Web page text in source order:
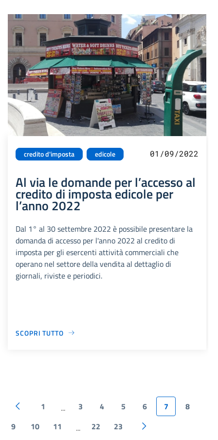
credito d'imposta edicole 01/09/2022
Al via le domande per l’accesso al
credito di imposta edicole per
l’anno 2022
Dal 1° al 30 settembre 2022 è possibile presentare la
domanda di accesso per l'anno 2022 al credito di
imposta per gli esercenti attività commerciali che
operano nel settore della vendita al dettaglio di
giornali, riviste e periodici.
SCOPRI TUTTO
1 ... 3 4 5 6 7
8
9
10 11 ... 22 23